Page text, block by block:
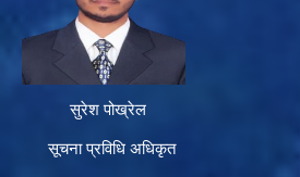
सुरेश पोख्रेल
सूचना प्रविधि अधिकृत